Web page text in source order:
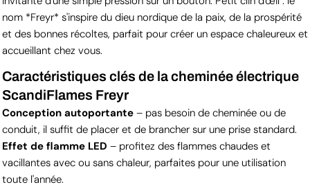
nom *Freyr* s'inspire du dieu nordique de la paix, de la prospérité
et des bonnes récoltes, parfait pour créer un espace chaleureux et
accueillant chez vous.
Caractéristiques clés de la cheminée électrique
ScandiFlames Freyr
Conception autoportante– pas besoin de cheminée ou de
conduit, il suffit de placer et de brancher sur une prise standard.
Effet de flamme LED – profitez des flammes chaudes et
vacillantes avec ou sans chaleur, parfaites pour une utilisation
toute l'année.